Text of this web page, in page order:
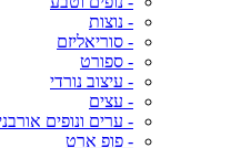
- נוצות
- סוריאליזם
- ספורט
- עיצוב נורדי
- עצים
- ערים ונופים
- פופ ארט